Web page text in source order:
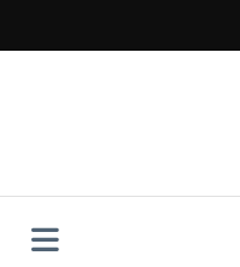
Inhalt